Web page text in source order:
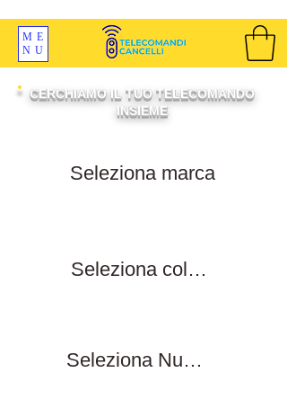
ME
NU
CERCHIAMO IL TUO TELECOMANDO
INSIEME